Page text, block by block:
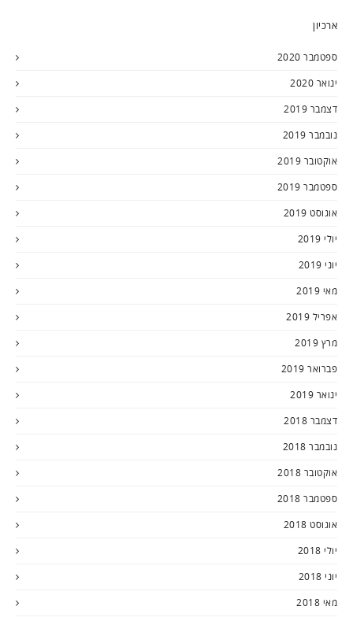
ארכיון
ספטמבר 2020
ינואר 2020
דצמבר 2019
נובמבר 2019
אוקטובר 2019
ספטמבר 2019
אוגוסט 2019
יולי 2019
יוני 2019
מאי 2019
אפריל 2019
מרץ 2019
פברואר 2019
ינואר 2019
דצמבר 2018
נובמבר 2018
אוקטובר 2018
ספטמבר 2018
אוגוסט 2018
יולי 2018
יוני 2018
מאי 2018